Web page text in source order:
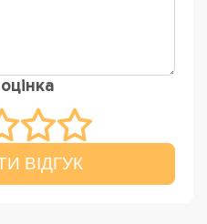
ВІДГУК